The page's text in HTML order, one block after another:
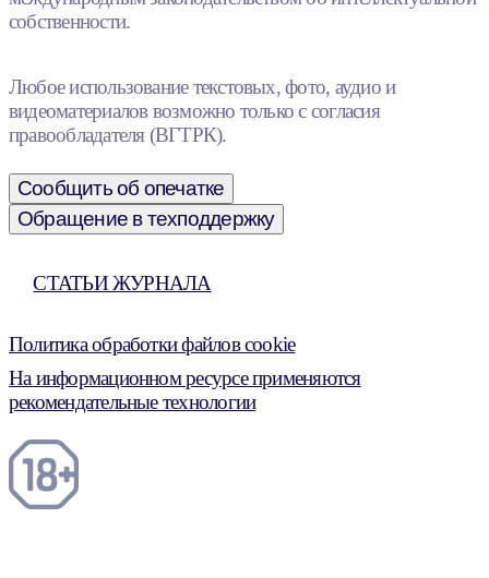
собственности.
Любое использование текстовых, фото, аудио и
видеоматериалов возможно только с согласия
правообладателя (ВГТРК).
Сообщить об опечатке
Обращение в техподдержку
СТАТЬИ ЖУРНАЛА
Политика обработки файлов cookie
На информационном ресурсе применяются
рекомендательные технологии